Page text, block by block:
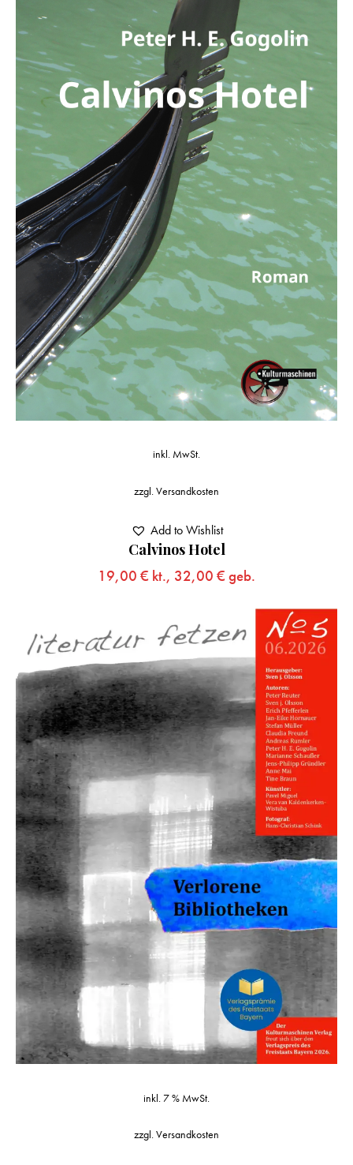
Calvinos Hotel
19,00 € kt., 32,00 € geb.
inkl. MwSt.
zzgl.Versandkosten
Add to Wishlist
inkl. 7 % MwSt.
zzgl.Versandkosten